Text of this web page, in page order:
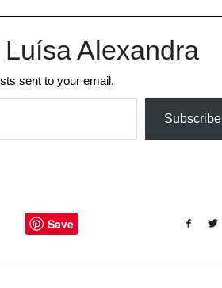
Alexandra
sent to your email.
Subscribe
Save